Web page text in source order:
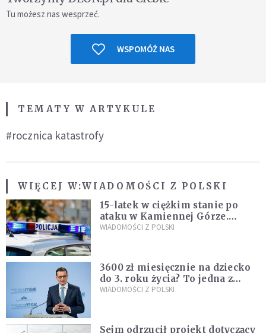
Tu możesz nas wesprzeć.
WSPOMÓŻ NAS
TEMATY W ARTYKULE
#rocznica katastrofy
WIĘCEJ W:WIADOMOŚCI Z POLSKI
15-latek w ciężkim stanie po
ataku w Kamiennej Górze.
Policja zatrzymała dwóch
WIADOMOŚCI Z POLSKI
3600 zł miesięcznie na dziecko
do 3. roku życia? To jedna z
propozycji programu "Rozwój
WIADOMOŚCI Z POLSKI
Sejm odrzucił projekt dotyczący